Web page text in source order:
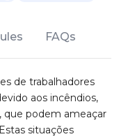
FAQs
de trabalhadores
aos incêndios,
que podem ameaçar
situações